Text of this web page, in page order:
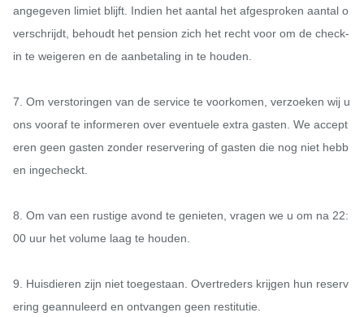
angegeven limiet blijft. Indien het aantal het afgesproken aantal o
verschrijdt, behoudt het pension zich het recht voor om de check-
in te weigeren en de aanbetaling in te houden.
7. Om verstoringen van de service te voorkomen, verzoeken wij u
ons vooraf te informeren over eventuele extra gasten. We accept
eren geen gasten zonder reservering of gasten die nog niet hebb
en ingecheckt.
8. Om van een rustige avond te genieten, vragen we u om na 22:
00 uur het volume laag te houden.
9. Huisdieren zijn niet toegestaan. Overtreders krijgen hun reserv
ering geannuleerd en ontvangen geen restitutie.